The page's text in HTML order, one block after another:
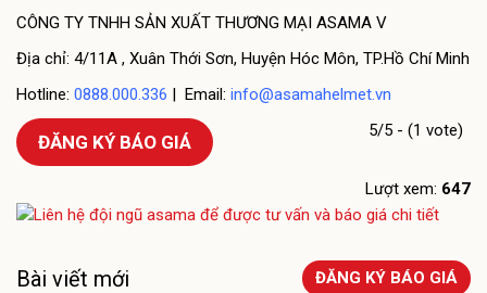
CÔNG TY TNHH SẢN XUẤT THƯƠNG MẠI ASAMA V
Địa chỉ: 4/11A , Xuân Thới Sơn, Huyện Hóc Môn, TP.Hồ Chí Minh
Hotline: 0888.000.336 | Email: info@asamahelmet.vn
5/5 - (1 vote)
ĐĂNG KÝ BÁO GIÁ
Lượt xem: 647
Bài viết mới ĐĂNG KÝ BÁO GIÁ